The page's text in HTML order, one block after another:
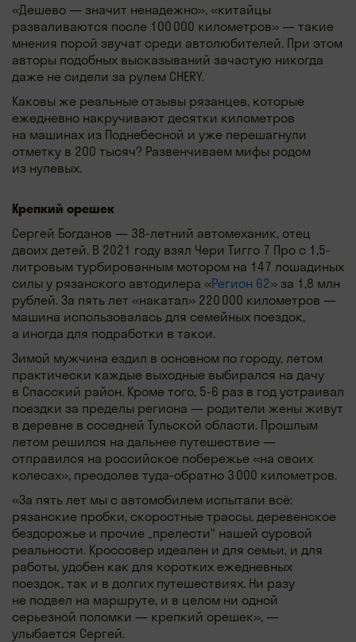
«Дешево — значит ненадежно», «китайцы
разваливаются после 100 000 километров» — такие
мнения порой звучат среди автолюбителей. При этом
авторы подобных высказываний зачастую никогда
даже не сидели за рулем CHERY.
Каковы же реальные отзывы рязанцев, которые
ежедневно накручивают десятки километров
на машинах из Поднебесной и уже перешагнули
отметку в 200 тысяч? Развенчиваем мифы родом
из нулевых.
Крепкий орешек
Сергей Богданов — 38-летний автомеханик, отец
двоих детей. В 2021 году взял Чери Тигго 7 Про с 1,5-
литровым турбированным мотором на 147 лошадиных
силы у рязанского автодилера «Регион 62» за 1,8 млн
рублей. За пять лет «накатал» 220 000 километров —
машина использовалась для семейных поездок,
а иногда для подработки в такси.
Зимой мужчина ездил в основном по городу, летом
практически каждые выходные выбирался на дачу
в Спасский район. Кроме того, 5-6 раз в год устраивал
поездки за пределы региона — родители жены живут
в деревне в соседней Тульской области. Прошлым
летом решился на дальнее путешествие —
отправился на российское побережье «на своих
колесах», преодолев туда-обратно 3 000 километров.
«За пять лет мы с автомобилем испытали всё:
рязанские пробки, скоростные трассы, деревенское
бездорожье и прочие „прелести“ нашей суровой
реальности. Кроссовер идеален и для семьи, и для
работы, удобен как для коротких ежедневных
поездок, так и в долгих путешествиях. Ни разу
не подвел на маршруте, и в целом ни одной
серьезной поломки — крепкий орешек», —
улыбается Сергей.